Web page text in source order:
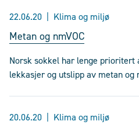
22.06.20 Klima og miljø
Metan og nmVOC
Norsk sokkel har lenge prioritert
lekkasjer og utslipp av metan og
20.06.20 Klima og miljø